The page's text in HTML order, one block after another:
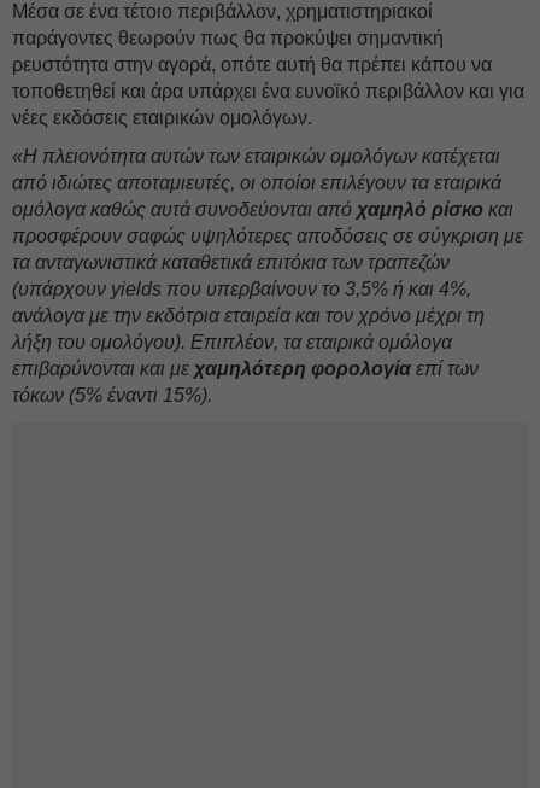
Μέσα σε ένα τέτοιο περιβάλλον, χρηματιστηριακοί
παράγοντες θεωρούν πως θα προκύψει σημαντική
ρευστότητα στην αγορά, οπότε αυτή θα πρέπει κάπου να
τοποθετηθεί και άρα υπάρχει ένα ευνοϊκό περιβάλλον και για
νέες εκδόσεις εταιρικών ομολόγων.
«Η πλειονότητα αυτών των εταιρικών ομολόγων κατέχεται
από ιδιώτες αποταμιευτές, οι οποίοι επιλέγουν τα εταιρικά
ομόλογα καθώς αυτά συνοδεύονται από χαμηλό ρίσκο και
προσφέρουν σαφώς υψηλότερες αποδόσεις σε σύγκριση με
τα ανταγωνιστικά καταθετικά επιτόκια των τραπεζών
(υπάρχουν yields που υπερβαίνουν το 3,5% ή και 4%,
ανάλογα με την εκδότρια εταιρεία και τον χρόνο μέχρι τη
λήξη του ομολόγου). Επιπλέον, τα εταιρικά ομόλογα
επιβαρύνονται και με χαμηλότερη φορολογία επί των
τόκων (5% έναντι 15%).